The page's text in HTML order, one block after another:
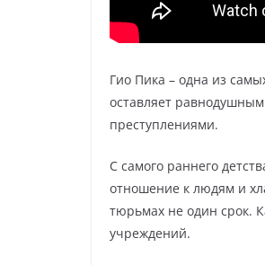
Гио Пика – одна из
оставляет
преступлениями.
С самого раннего
отношение к людям и
тюрьмах не один срок.
учреждений.